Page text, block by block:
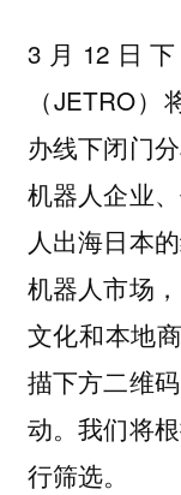
3月12日
（JETRO
办线下闭门
机器人企业
人出海日本
机器人市场
文化和本地
描下方二维
动。我们将
行筛选。